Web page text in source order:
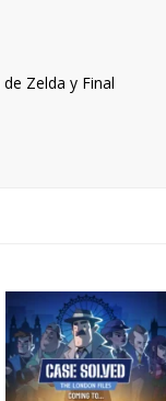
Zelda y Final